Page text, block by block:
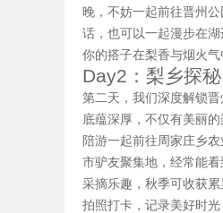
晚，不妨一起前往晋州
话，也可以一起漫步在
你的搭子在梨香与烟火
Day2：梨乡探
第二天，我们深度解锁
底蕴深厚，不仅有美丽
陪游一起前往周家庄乡
市驴友聚集地，经常能
采摘乐趣，秋季可收获
拍照打卡，记录美好时